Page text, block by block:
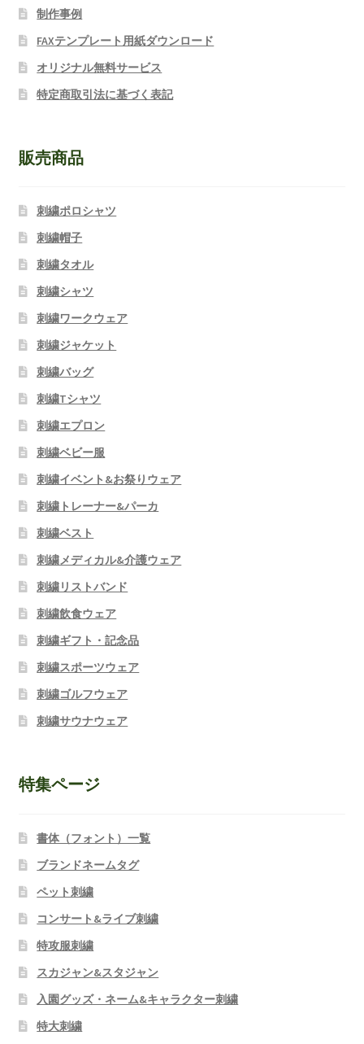
制作事例
FAXテンプレート用紙ダウンロード
オリジナル無料サービス
特定商取引法に基づく表記
販売商品
刺繍ポロシャツ
刺繍帽子
刺繍タオル
刺繍シャツ
刺繍ワークウェア
刺繍ジャケット
刺繍バッグ
刺繍Tシャツ
刺繍エプロン
刺繍ベビー服
刺繍イベント&お祭りウェア
刺繍トレーナー&パーカ
刺繍ベスト
刺繍メディカル&介護ウェア
刺繍リストバンド
刺繍飲食ウェア
刺繍ギフト・記念品
刺繍スポーツウェア
刺繍ゴルフウェア
刺繍サウナウェア
特集ページ
書体（フォント）一覧
ブランドネームタグ
ペット刺繍
コンサート&ライブ刺繍
特攻服刺繍
スカジャン&スタジャン
入園グッズ・ネーム&キャラクター刺繍
特大刺繍